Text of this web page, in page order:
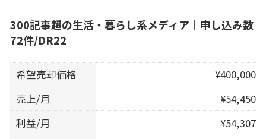
300記事超の生活・暮らし系メディア｜申し込み数
72件/DR22
希望売却価格
¥400,000
売上/月
¥54,450
利益/月
¥54,307